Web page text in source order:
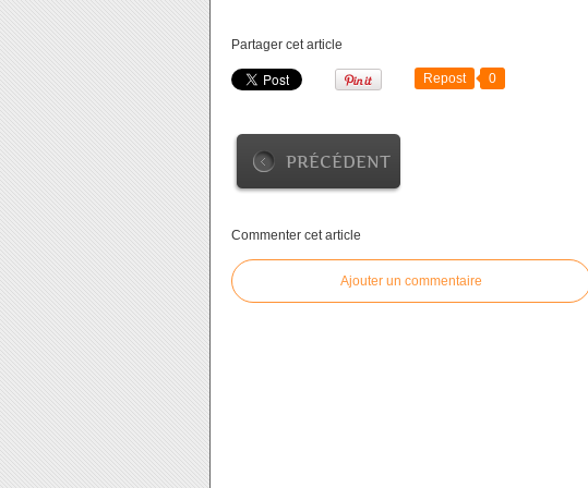
Partager cet article
Repost 0
PRÉCÉDENT
Commenter cet article
Ajouter un commentaire